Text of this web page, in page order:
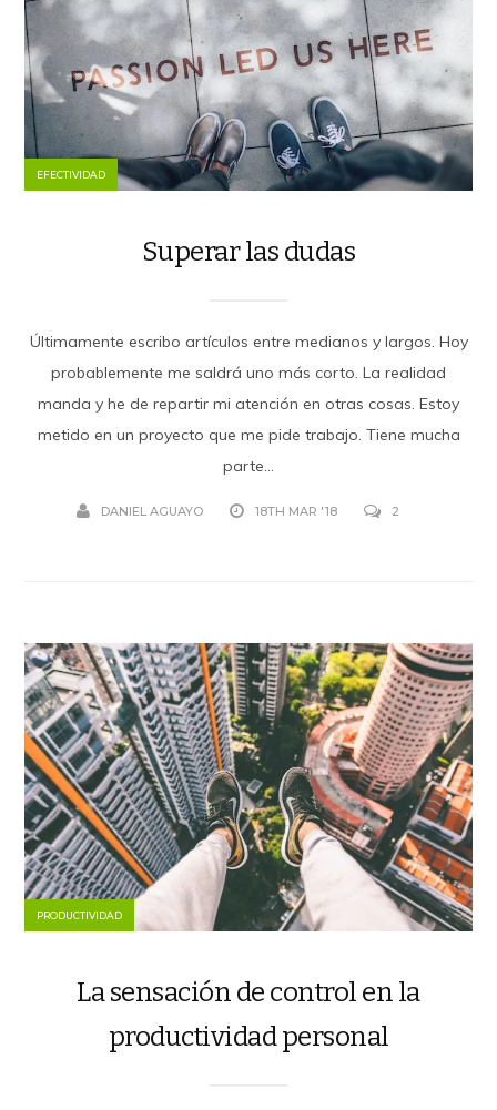
EFECTIVIDAD
Superar las dudas
Últimamente escribo artículos entre medianos y largos. Hoy
probablemente me saldrá uno más corto. La realidad
manda y he de repartir mi atención en otras cosas. Estoy
metido en un proyecto que me pide trabajo. Tiene mucha
parte...
DANIEL AGUAYO 18TH MAR '18 2
PRODUCTIVIDAD
La sensación de control en la
productividad personal